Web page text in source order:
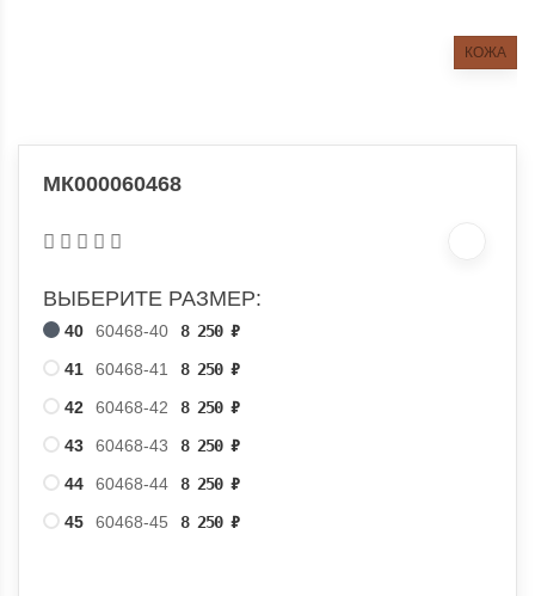
КОЖА
МК000060468
ВЫБЕРИТЕ РАЗМЕР:
40 60468-40 8 250 ₽
41
60468-41 8 250 ₽
42
60468-42 8 250 ₽
43
60468-43 8 250 ₽
44
60468-44 8 250 ₽
45
60468-45 8 250 ₽